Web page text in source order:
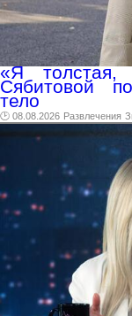
«Я
Сябитовой
тело
🕑 08.08.2026 Развлечения